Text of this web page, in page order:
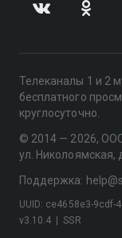
Телеканалы 1 и 2
бесплатного
круглосуточно.
© 2014 — 2026,
ул. Николоямская,
Поддержка:
v3.10.4 SSR
UUID: ce4658e3-9cdf-